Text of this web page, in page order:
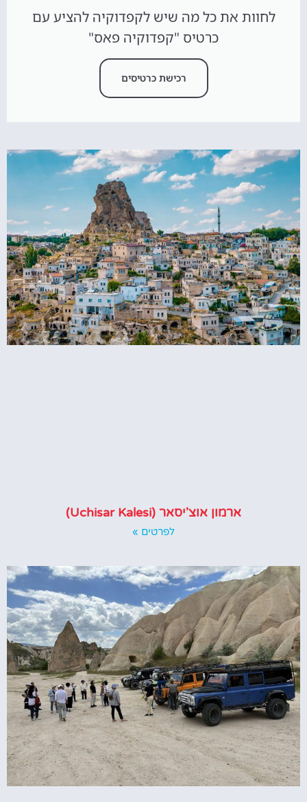
לחוות את כל מה שיש לקפדוקיה להציע עם
כרטיס "קפדוקיה פאס"
רכישת כרטיסים
ארמון אוצ'יסאר (Uchisar Kalesi)
לפרטים »